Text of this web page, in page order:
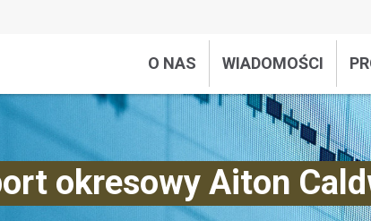
O NAS WIADOMOŚCI
okresowy Aiton